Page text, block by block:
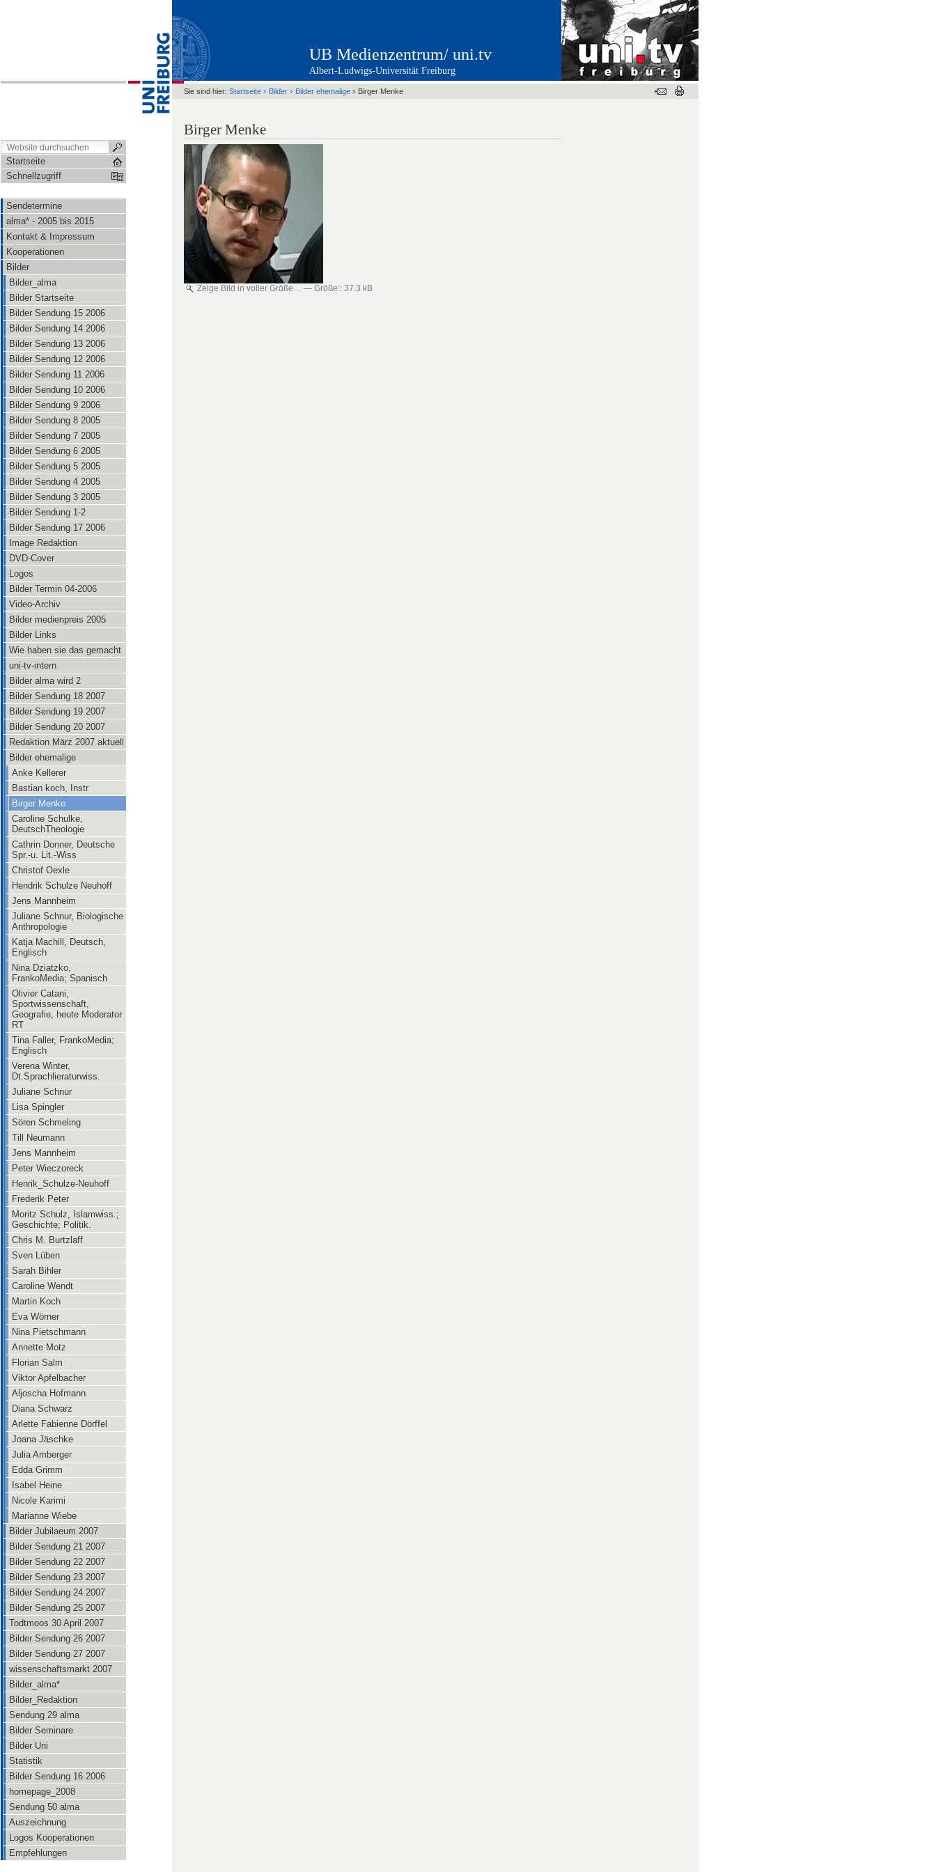
Startseite
Schnellzugriff
Sendetermine
alma* - 2005 bis 2015
Kontakt & Impressum
Kooperationen
Bilder
Bilder_alma
Bilder Startseite
Bilder Sendung 15 2006
Bilder Sendung 14 2006
Bilder Sendung 13 2006
Bilder Sendung 12 2006
Bilder Sendung 11 2006
Bilder Sendung 10 2006
Bilder Sendung 9 2006
Bilder Sendung 8 2005
Bilder Sendung 7 2005
Bilder Sendung 6 2005
Bilder Sendung 5 2005
Bilder Sendung 4 2005
Bilder Sendung 3 2005
Bilder Sendung 1-2
Bilder Sendung 17 2006
Image Redaktion
DVD-Cover
Logos
Bilder Termin 04-2006
Video-Archiv
Bilder medienpreis 2005
Bilder Links
Wie haben sie das gemacht
uni-tv-intern
Bilder alma wird 2
Bilder Sendung 18 2007
Bilder Sendung 19 2007
Bilder Sendung 20 2007
Redaktion März 2007 aktuell
Bilder ehemalige
Anke Kellerer
Bastian koch, Instr
Birger Menke
Caroline Schulke,
DeutschTheologie
Cathrin Donner, Deutsche
Spr.-u. Lit.-Wiss
Christof Oexle
Hendrik Schulze Neuhoff
Jens Mannheim
Juliane Schnur, Biologische
Anthropologie
Katja Machill, Deutsch,
Englisch
Nina Dziatzko,
FrankoMedia; Spanisch
Olivier Catani,
Sportwissenschaft,
Geografie, heute Moderator
RT
Tina Faller, FrankoMedia;
Englisch
Verena Winter,
Dt.Sprachlieraturwiss.
Juliane Schnur
Lisa Spingler
Sören Schmeling
Till Neumann
Jens Mannheim
Peter Wieczoreck
Henrik_Schulze-Neuhoff
Frederik Peter
Moritz Schulz, Islamwiss.;
Geschichte; Politik.
Chris M. Burtzlaff
Sven Lüben
Sarah Bihler
Caroline Wendt
Martin Koch
Eva Wörner
Nina Pietschmann
Annette Motz
Florian Salm
Viktor Apfelbacher
Aljoscha Hofmann
Diana Schwarz
Arlette Fabienne Dörffel
Joana Jäschke
Julia Amberger
Edda Grimm
Isabel Heine
Nicole Karimi
Marianne Wiebe
Bilder Jubilaeum 2007
Bilder Sendung 21 2007
Bilder Sendung 22 2007
Bilder Sendung 23 2007
Bilder Sendung 24 2007
Bilder Sendung 25 2007
Todtmoos 30 April 2007
Bilder Sendung 26 2007
Bilder Sendung 27 2007
wissenschaftsmarkt 2007
Bilder_alma*
Bilder_Redaktion
Sendung 29 alma
Bilder Seminare
Bilder Uni
Statistik
Bilder Sendung 16 2006
homepage_2008
Sendung 50 alma
Auszeichnung
Logos Kooperationen
Empfehlungen
UB Medienzentrum/ uni.tv
Albert-Ludwigs-Universität Freiburg
Sie sind hier: Startseite › Bilder › Bilder ehemalige › Birger Menke
Birger Menke
Zeige Bild in voller Größe… — Größe:: 37.3 kB